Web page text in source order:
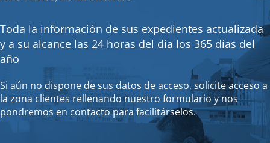
Toda la información de sus expedientes actualizada
y a su alcance las 24 horas del día los 365 días del
año
Si aún no dispone de sus datos de acceso, solicite acceso a
la zona clientes rellenando nuestro formulario y nos
pondremos en contacto para facilitárselos.